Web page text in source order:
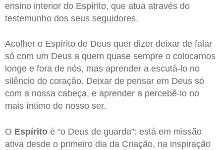
ensino interior do Espírito, que atua através do
testemunho dos seus seguidores.
Acolher o Espírito de Deus quer dizer deixar de falar
só com um Deus a quem quase sempre o colocamos
longe e fora de nós, mas aprender a escutá-lo no
silêncio do coração. Deixar de pensar em Deus só
com a nossa cabeça, e aprender a percebê-lo no
mais íntimo de nosso ser.
O Espírito é “o Deus de guarda”: está em missão
ativa desde o primeiro dia da Criação, na inspiração